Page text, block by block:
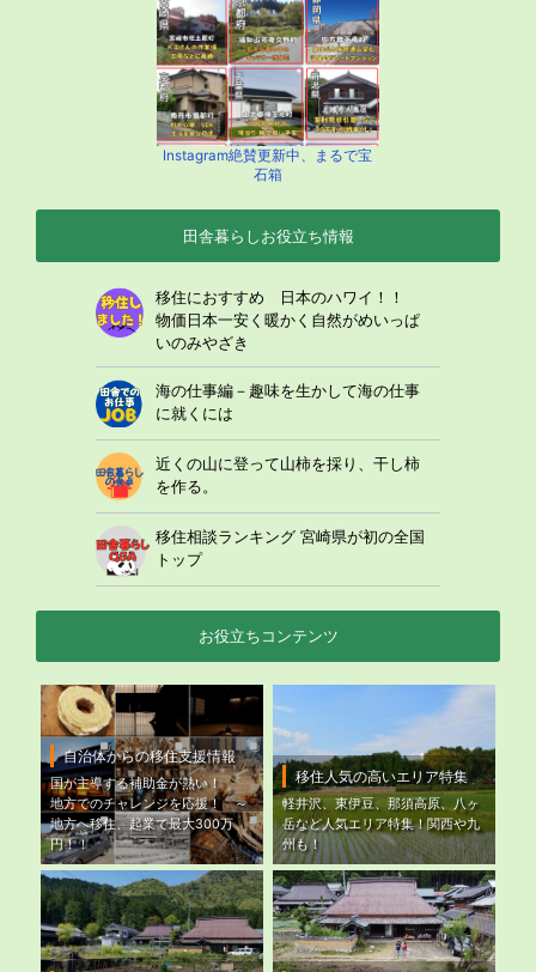
Instagram絶賛更新中、まるで宝
石箱
田舎暮らしお役立ち情報
移住におすすめ 日本のハワイ！！
物価日本一安く暖かく自然がめいっぱ
いのみやざき
海の仕事編－趣味を生かして海の仕事
に就くには
近くの山に登って山柿を採り、干し柿
を作る。
移住相談ランキング 宮崎県が初の全国
トップ
お役立ちコンテンツ
自治体からの移住支援情報
国が主導する補助金が熱い！
地方でのチャレンジを応援！ ～
地方へ移住、起業で最大300万
円！！
移住人気の高いエリア特集
軽井沢、東伊豆、那須高原、八ヶ
岳など人気エリア特集！関西や九
州も！